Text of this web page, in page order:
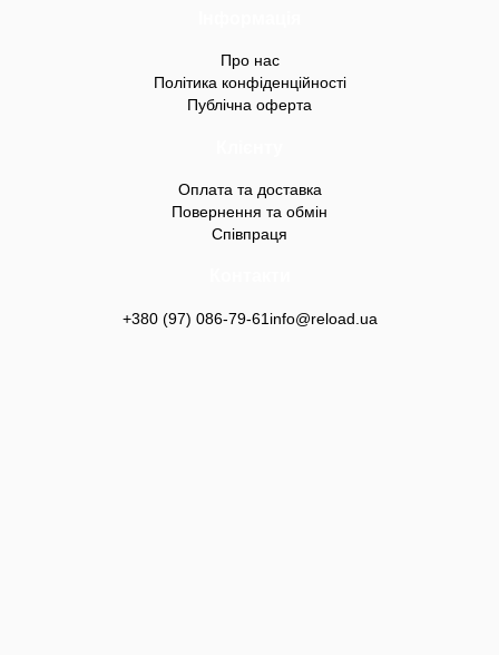
Про нас
Політика конфіденційності
Публічна оферта
Оплата та доставка
Повернення та обмін
Співпраця
+380 (97) 086-79-61 info@reload.ua